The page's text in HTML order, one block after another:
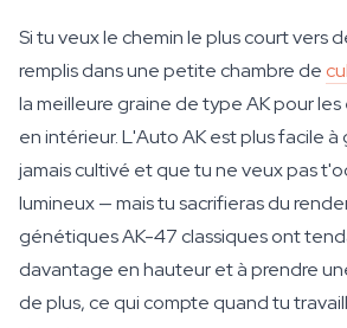
Si tu veux le chemin le plus court vers
remplis dans une petite chambre de
la meilleure graine de type AK pour
en intérieur. L'Auto AK est plus facile à
jamais cultivé et que tu ne veux pas
lumineux — mais tu sacrifieras du
génétiques AK-47 classiques ont
davantage en hauteur et à prendre
de plus, ce qui compte quand tu